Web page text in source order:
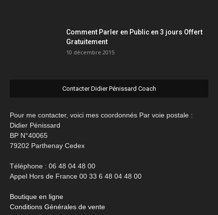
Comment Parler en Public en 3 jours Offert
Gratuitement
10 décembre 2015
Contacter Didier Pénissard Coach
Pour me contacter, voici mes coordonnés Par voie postale :
Didier Pénissard
BP N°40065
79202 Parthenay Cedex
Téléphone : 06 48 04 48 00
Appel Hors de France 00 33 6 48 04 48 00
Boutique en ligne
Conditions Générales de vente